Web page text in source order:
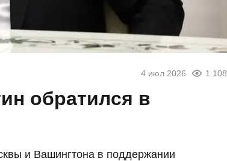
4 июл 2026 1 108
обратился в
и Вашингтона в поддержании